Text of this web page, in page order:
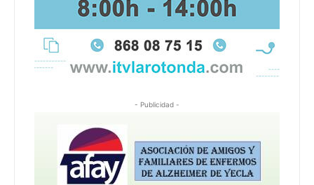
- Publicidad -